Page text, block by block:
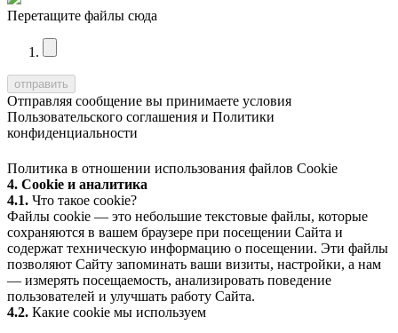
Перетащите файлы сюда
Отправляя сообщение вы принимаете условия
Пользовательского соглашения и Политики
конфиденциальности
Политика в отношении использования файлов Cookie
4. Cookie и аналитика
4.1. Что такое cookie?
Файлы cookie — это небольшие текстовые файлы, которые
сохраняются в вашем браузере при посещении Сайта и
содержат техническую информацию о посещении. Эти файлы
позволяют Сайту запоминать ваши визиты, настройки, а нам
— измерять посещаемость, анализировать поведение
пользователей и улучшать работу Сайта.
4.2. Какие cookie мы используем